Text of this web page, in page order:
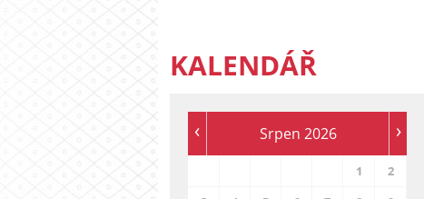
KALENDÁŘ
‹ Srpen 2026 ›
1
2